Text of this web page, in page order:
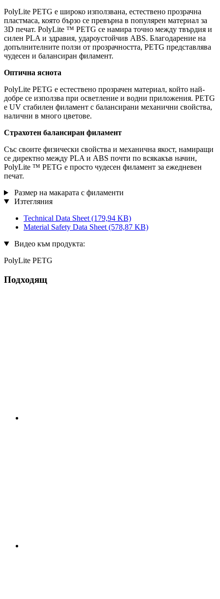
PolyLite PETG е широко използвана, естествено прозрачна
пластмаса, която бързо се превърна в популярен материал за
3D печат. PolyLite ™ PETG се намира точно между твърдия и
силен PLA и здравия, удароустойчив ABS. Благодарение на
допълнителните ползи от прозрачността, PETG представлява
чудесен и балансиран филамент.
Оптична яснота
PolyLite PETG е естествено прозрачен материал, който най-
добре се използва при осветление и водни приложения. PETG
е UV стабилен филамент с балансирани механични свойства,
налични в много цветове.
Страхотен балансиран филамент
Със своите физически свойства и механична якост, намиращи
се директно между PLA и ABS почти по всякакъв начин,
PolyLite ™ PETG е просто чудесен филамент за ежедневен
печат.
Размер на макарата с филаменти
Изтегляния
Technical Data Sheet (179,94 KB)
Material Safety Data Sheet (578,87 KB)
Видео към продукта:
PolyLite PETG
Подходящ